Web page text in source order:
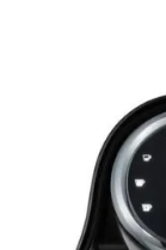
Aparate
Aparate capsule
Aparate clasice